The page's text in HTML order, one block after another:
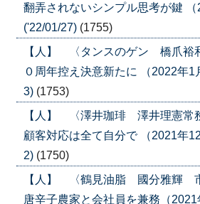
翻弄されないシンプル思考が鍵 （
('22/01/27) (1755)
【人】 〈タンスのゲン 橋爪裕
０周年控え決意新たに （2022年1
3) (1753)
【人】 〈澤井珈琲 澤井理憲常
顧客対応は全て自分で （2021年
2) (1750)
【人】 〈鶴見油脂 國分雅輝
唐辛子農家と会社員を兼務（